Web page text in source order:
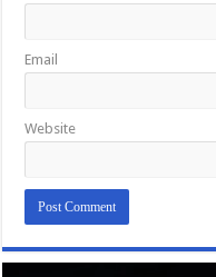
Email
Website